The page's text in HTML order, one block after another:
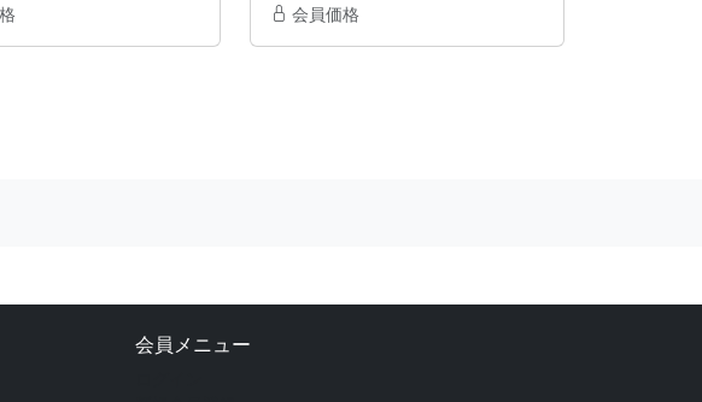
会員価格
会員メニュー